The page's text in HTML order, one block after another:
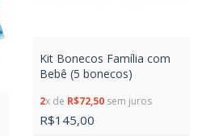
Kit Bonecos Família com
Bebê (5 bonecos)
2x de R$72,50 sem juros
R$145,00